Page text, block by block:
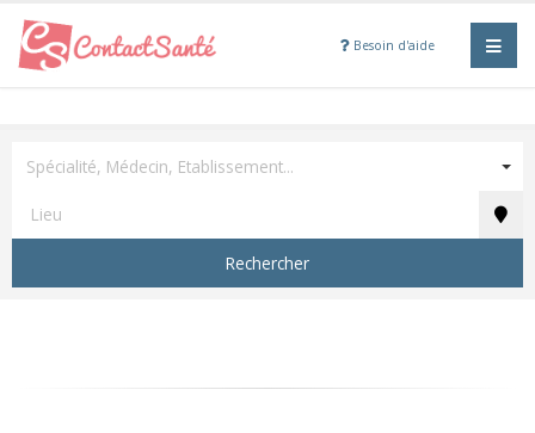
Besoin d'aide
Spécialité, Médecin, Etablissement...
Rechercher